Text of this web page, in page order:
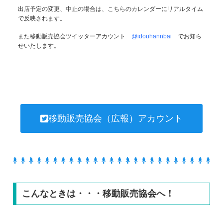
出店予定の変更、中止の場合は、こちらのカレンダーにリアルタイム
で反映されます。
また移動販売協会ツイッターアカウント @idouhannbai でお知ら
せいたします。
移動販売協会（広報）アカウント
こんなときは・・・移動販売協会へ！